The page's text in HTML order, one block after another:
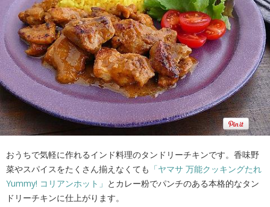
おうちで気軽に作れるインド料理のタンドリーチキンです。香味野
菜やスパイスをたくさん揃えなくても 「ヤマサ 万能クッキングたれ
Yummy! コリアンホット」 とカレー粉でパンチのある本格的なタン
ドリーチキンに仕上がります。